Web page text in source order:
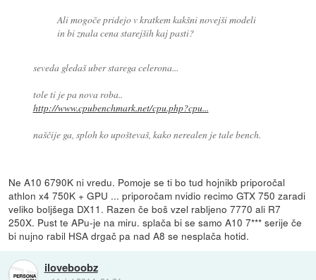
Ali mogoče pridejo v kratkem kakšni novejši modeli
in bi znala cena starejših kaj pasti?
seveda gledaš uber starega celerona...
tole ti je pa nova roba..
http://www.cpubenchmark.net/cpu.php?cpu...
naščije ga, sploh ko upoštevaš, kako nerealen je tale bench.
Ne A10 6790K ni vredu. Pomoje se ti bo tud hojnikb priporočal
athlon x4 750K + GPU ... priporočam nvidio recimo GTX 750 zaradi
veliko boljšega DX11. Razen če boš vzel rabljeno 7770 ali R7
250X. Pust te APu-je na miru. splača bi se samo A10 7*** serije če
bi nujno rabil HSA drgač pa nad A8 se nesplača hotid.
iloveboobz